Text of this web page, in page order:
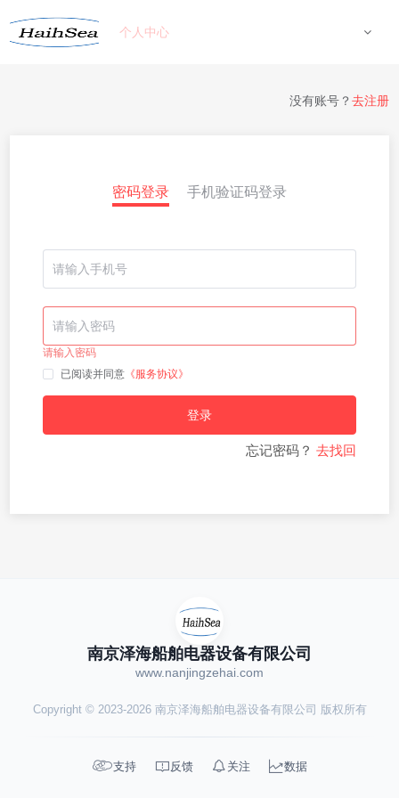
个人中心
密码登录 手机验证码登录
请输入密码
已阅读并同意 《服务协议》
登录
忘记密码？ 去找回
没有账号？ 去注册
南京泽海船舶电器设备有限公司
www.nanjingzehai.com
Copyright © 2023-2026 南京泽海船舶电器设备有限公司 版权所有
支持  反馈  关注 数据